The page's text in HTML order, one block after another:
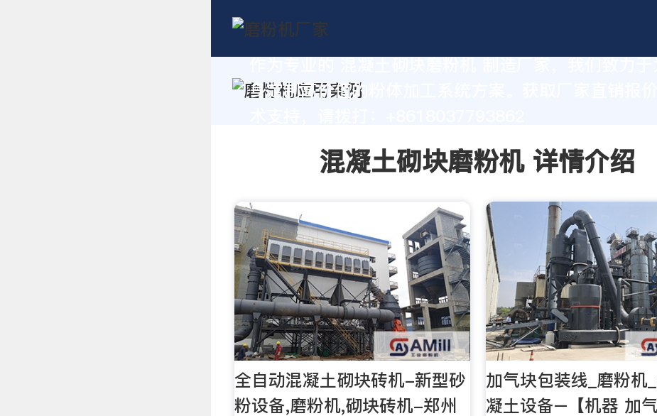
身定制高价值的粉体加工系统方案。获取厂家直销报价
混凝土砌块磨粉机 详情介绍
全自动混凝土砌块砖机-新型砂
粉设备,磨粉机,砌块砖机-郑州
加气块包装线_磨粉机
凝土设备–【机器 加